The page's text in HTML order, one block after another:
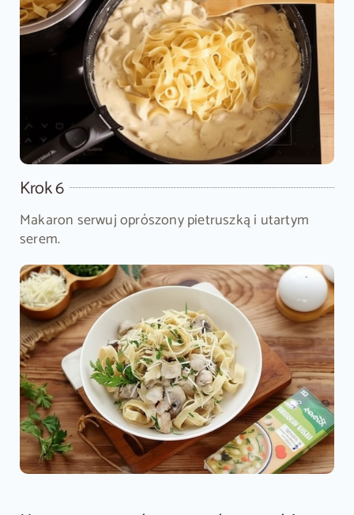
Krok 6
Makaron serwuj oprószony pietruszką i utartym
serem.